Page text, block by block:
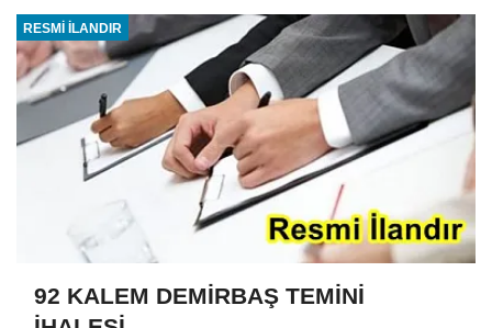
RESMİ İLANDIR
92 KALEM DEMİRBAŞ TEMİNİ